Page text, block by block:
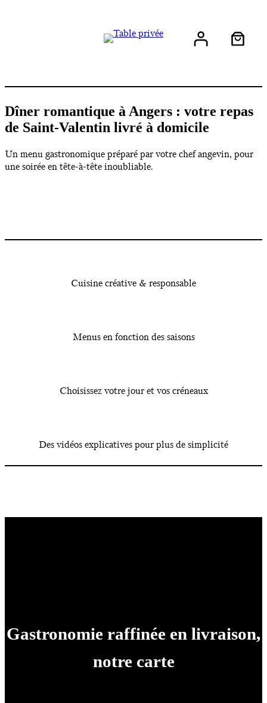
Dîner romantique à Angers : votre repas
de Saint-Valentin livré à domicile
Un menu gastronomique préparé par votre chef angevin, pour
une soirée en tête-à-tête inoubliable.
Cuisine créative & responsable
Menus en fonction des saisons
Choisissez votre jour et vos créneaux
Des vidéos explicatives pour plus de simplicité
Gastronomie raffinée en livraison,
notre carte